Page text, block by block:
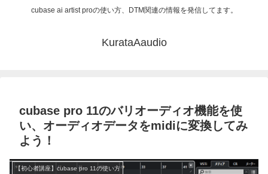
cubase ai artist proの使い方、DTM関連の情報を発信してます。
KurataAaudio
cubase pro 11のバリオーディオ機能を使
い、オーディオデータをmidiに変換してみ
よう！
【初心者講座】cubase pro 11の使い方